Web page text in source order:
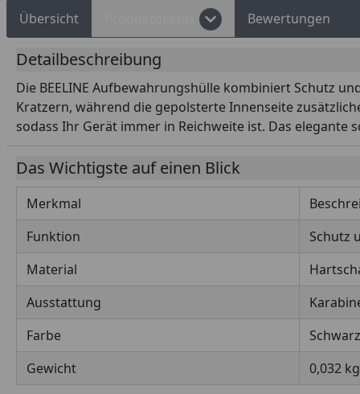
Übersicht Bewertungen
Detailbeschreibung
Die BEELINE Aufbewahrungshülle kombiniert Schutz
Kratzern, während die gepolsterte Innenseite
sodass Ihr Gerät immer in Reichweite ist. Das elegante
Das Wichtigste auf einen Blick
Merkmal
Funktion
Schutz
Material
Ausstattung
Farbe
Schwarz
Gewicht
0,032 kg